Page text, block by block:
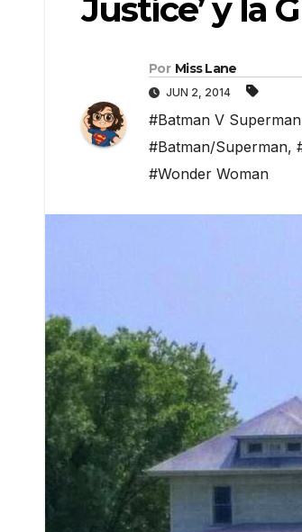
Justice’ y la
Por Miss Lane
JUN 2, 2014
#Batman V
#Batman/Superman,
#Wonder Woman